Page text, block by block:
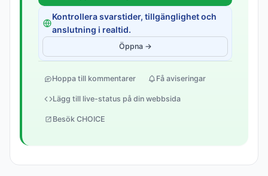
Kontrollera svarstider, tillgänglighet och
anslutning i realtid.
Öppna →
Hoppa till kommentarer Få aviseringar
Lägg till live-status på din webbsida
Besök CHOICE